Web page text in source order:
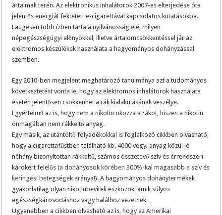
ártalmak terén. Az elektronikus inhalátorok 2007-es elterjedése óta
jelentős energiát fektetett e-cigarettával kapcsolatos kutatásokba.
Laugesen több ízben tárta a nyilvánosság elé, milyen
népegészségügyi előnyökkel, illetve ártalomcsökkentéssel jár az
elektromos készülékek használata a hagyományos dohányzással
szemben.
Egy 2010-ben megjelent meghatározótanulmánya azt a tudományos
következtetést vonta le, hogy az elektromos inhalátorok használata
esetén jelentősen csökkenhet a rák kialakulásának veszélye.
Egyértelmű az is, hogy nem a nikotin okozza a rákot, hiszen a nikotin
önmagában nem rákkeltő anyag.
Egy másik, az utántöltő folyadékokkal is foglalkozó cikkben olvasható,
hogy a cigarettafüstben található kb. 4000 vegyi anyag közül jó
néhány bizonyítottan rákkeltő, számos összetevő szív és érrendszeri
károkért felelős (a dohányosok körében 300%-kal magasabb a szív és
keringési betegségek aránya!). A hagyományos dohánytermékek
gyakorlatilag olyan nikotinbeviteli eszközök, amik súlyos
egészségkárosodáshoz vagy halálhoz vezetnek.
Ugyanebben a cikkben olvasható az is, hogy az Amerikai